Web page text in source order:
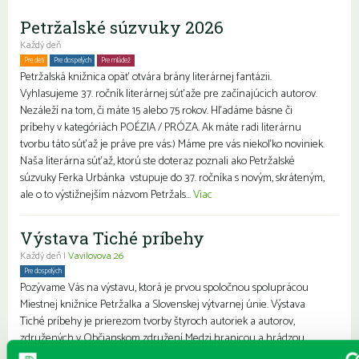
Petržalské súzvuky 2026
Každý deň
Pre deti Pre dospelých Pre mládež
Petržalská knižnica opäť otvára brány literárnej fantázii.
Vyhlasujeme 37. ročník literárnej súťaže pre začínajúcich autorov.
Nezáleží na tom, či máte 15 alebo 75 rokov. Hľadáme básne či
príbehy v kategóriách POÉZIA / PRÓZA. Ak máte radi literárnu
tvorbu táto súťaž je práve pre vás:) Máme pre vás niekoľko noviniek.
Naša literárna súťaž, ktorú ste doteraz poznali ako Petržalské
súzvuky Ferka Urbánka vstupuje do 37. ročníka s novým, skráteným,
ale o to výstižnejším názvom Petržals...Viac
Výstava Tiché príbehy
Každý deň | Vavilovova 26
Pre dospelých
Pozývame Vás na výstavu, ktorá je prvou spoločnou spoluprácou
Miestnej knižnice Petržalka a Slovenskej výtvarnej únie. Výstava
Tiché príbehy je prierezom tvorby štyroch autoriek a autorov,
združených v Občianskom združení Medzi hranicou a hrádzou.